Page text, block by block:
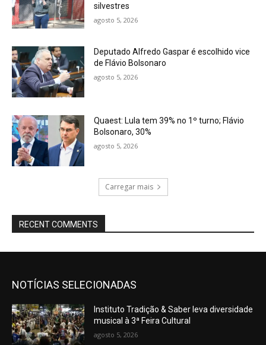
silvestres
agosto 5, 2026
Deputado Alfredo Gaspar é escolhido vice
de Flávio Bolsonaro
agosto 5, 2026
Quaest: Lula tem 39% no 1º turno; Flávio
Bolsonaro, 30%
agosto 5, 2026
Carregar mais
RECENT COMMENTS
NOTÍCIAS SELECIONADAS
Instituto Tradição & Saber leva diversidade
musical à 3ª Feira Cultural
agosto 5, 2026